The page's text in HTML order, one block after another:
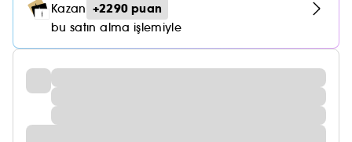
Kazan +2290 puan
bu satın alma işlemiyle